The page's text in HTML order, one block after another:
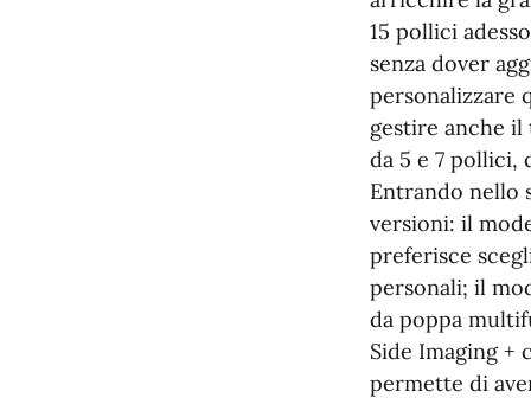
15 pollici
senza dover
personalizzare
gestire anche
da 5 e 7 pollici,
Entrando nello
versioni: il
preferisce
personali; il
da poppa
Side Imaging +
permette di